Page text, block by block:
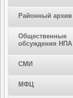
Районный архив
Общественные
обсуждения НПА
СМИ
МФЦ